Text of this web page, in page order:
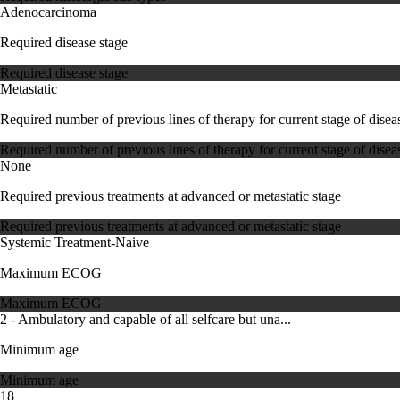
Adenocarcinoma
Required disease stage
Required disease stage
Metastatic
Required number of previous lines of therapy for current stage of
Required number of previous lines of therapy for current stage of
None
Required previous treatments at advanced or metastatic stage
Required previous treatments at advanced or metastatic stage
Systemic Treatment-Naive
Maximum ECOG
Maximum ECOG
2 - Ambulatory and capable of all selfcare but una...
Minimum age
Minimum age
18